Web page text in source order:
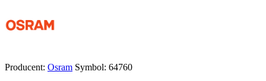
Producent: Osram Symbol: 64760